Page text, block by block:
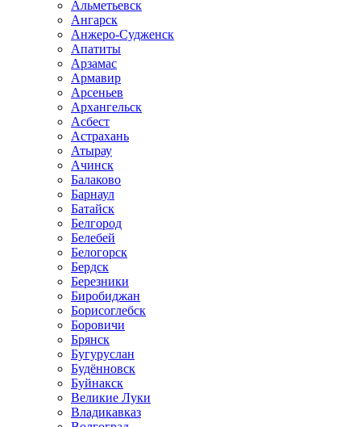
Альметьевск
Ангарск
Анжеро-Судженск
Апатиты
Арзамас
Армавир
Арсеньев
Архангельск
Асбест
Астрахань
Атырау
Ачинск
Балаково
Барнаул
Батайск
Белгород
Белебей
Белогорск
Бердск
Березники
Биробиджан
Борисоглебск
Боровичи
Брянск
Бугуруслан
Будённовск
Буйнакск
Великие Луки
Владикавказ